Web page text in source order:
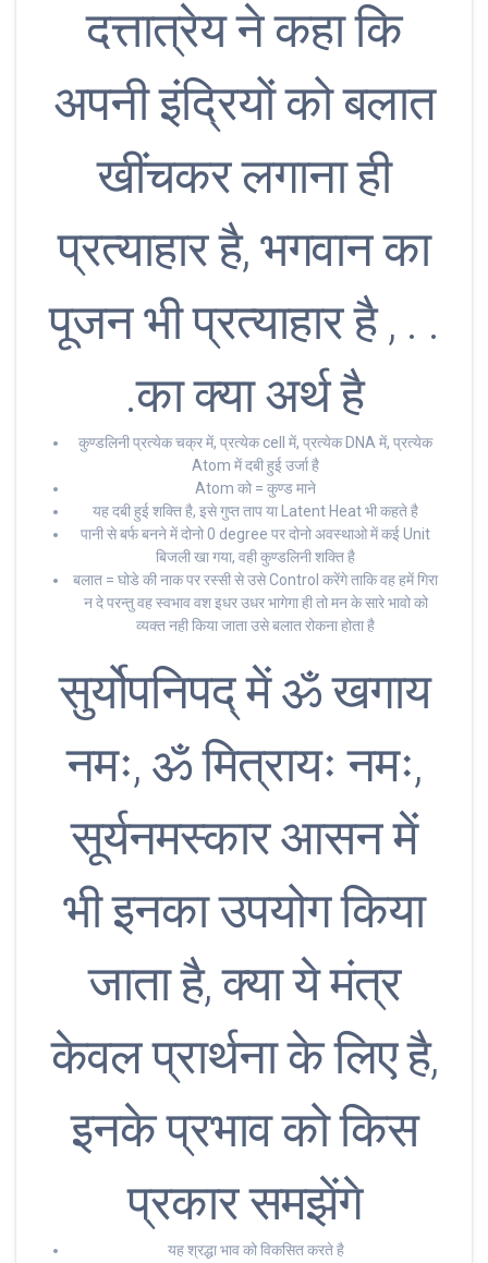
दत्तात्रेय ने कहा कि
अपनी इंद्रियों को बलात
खींचकर लगाना ही
प्रत्याहार है, भगवान का
पूजन भी प्रत्याहार है , . .
.का क्या अर्थ है
कुण्डलिनी प्रत्येक चक्र में, प्रत्येक cell में, प्रत्येक DNA में, प्रत्येक
Atom में दबी हुई उर्जा है
Atom को = कुण्ड माने
यह दबी हुई शक्ति है, इसे गुप्त ताप या Latent Heat भी कहते है
पानी से बर्फ बनने में दोनो 0 degree पर दोनो अवस्थाओ में कई Unit
बिजली खा गया, वही कुण्डलिनी शक्ति है
बलात = घोडे की नाक पर रस्सी से उसे Control करेंगे ताकि वह हमें गिरा
न दे परन्तु वह स्वभाव वश इधर उधर भागेगा ही तो मन के सारे भावो को
व्यक्त नही किया जाता उसे बलात रोकना होता है
सुर्योपनिपद् में ॐ खगाय
नमः, ॐ मित्रायः नमः,
सूर्यनमस्कार आसन में
भी इनका उपयोग किया
जाता है, क्या ये मंत्र
केवल प्रार्थना के लिए है,
इनके प्रभाव को किस
प्रकार समझेंगे
यह श्रद्धा भाव को विकसित करते है